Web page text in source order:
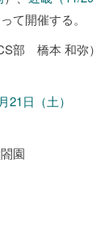
て開催する。
部 橋本 和弥）
日（土）
園